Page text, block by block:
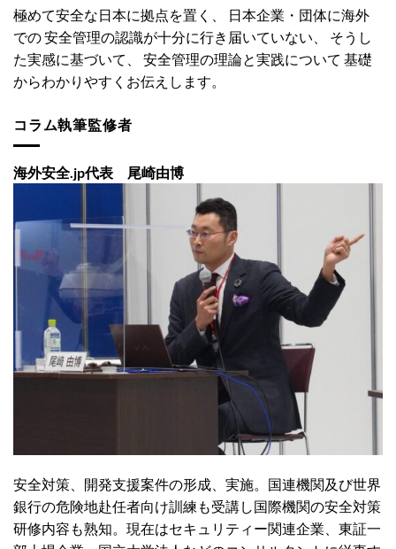
極めて安全な日本に拠点を置く、 日本企業・団体に海外
での 安全管理の認識が十分に行き届いていない、 そうし
た実感に基づいて、 安全管理の理論と実践について 基礎
からわかりやすくお伝えします。
コラム執筆監修者
海外安全.jp代表 尾崎由博
安全対策、開発支援案件の形成、実施。国連機関及び世界
銀行の危険地赴任者向け訓練も受講し国際機関の安全対策
研修内容も熟知。現在はセキュリティー関連企業、東証一